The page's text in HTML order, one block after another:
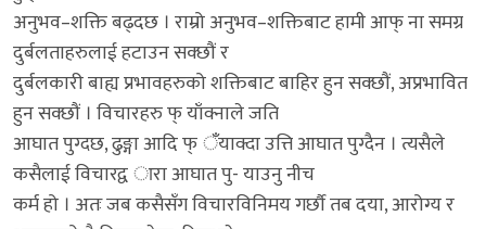
अनुभव–शक्ति बढ्दछ । राम्रो अनुभव–शक्तिबाट हामी आफ् ना समग्र
दुर्बलताहरुलाई हटाउन सक्छौं र
दुर्बलकारी बाह्य प्रभावहरुको शक्तिबाट बाहिर हुन सक्छौं, अप्रभावित
हुन सक्छौं । विचारहरु फ् याँक्नाले जति
आघात पुग्दछ, ढुङ्गा आदि फ् ँयाक्दा उत्ति आघात पुग्दैन । त्यसैले
कसैलाई विचारद्व ारा आघात पु- याउनु नीच
कर्म हो । अतः जब कसैसँग विचारविनिमय गर्छौ तब दया, आरोग्य र